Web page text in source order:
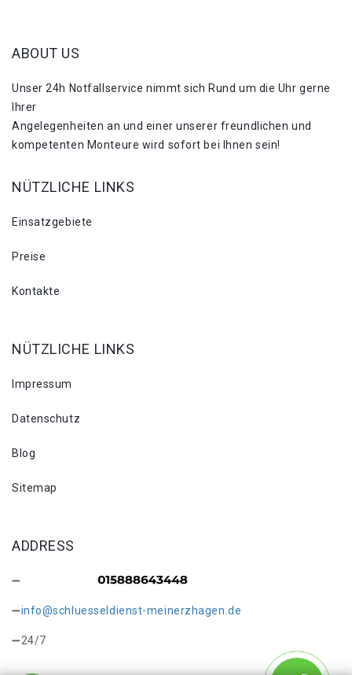
ABOUT US
Unser 24h Notfallservice nimmt sich Rund um die Uhr gerne
Ihrer
Angelegenheiten an und einer unserer freundlichen und
kompetenten Monteure wird sofort bei Ihnen sein!
NÜTZLICHE LINKS
Einsatzgebiete
Preise
Kontakte
NÜTZLICHE LINKS
Impressum
Datenschutz
Blog
Sitemap
ADDRESS
info@schluesseldienst-meinerzhagen.de
24/7